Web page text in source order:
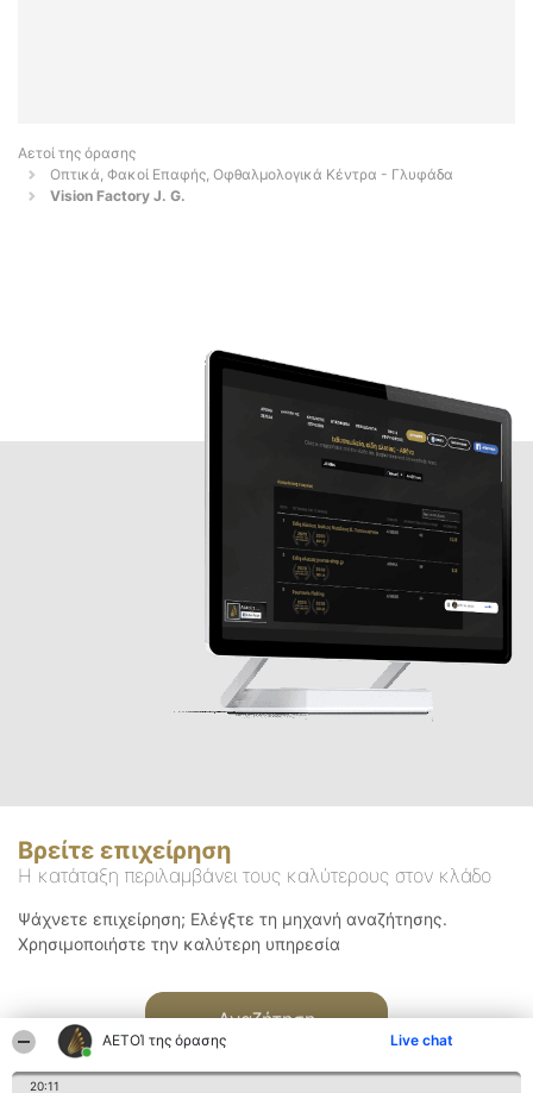
ΑΕΤΟΊ της όρασης Live chat
20:11
Αετοί της όρασης
Οπτικά, Φακοί Επαφής, Οφθαλμολογικά Κέντρα - Γλυφάδα
Vision Factory J. G.
Βρείτε επιχείρηση
Η κατάταξη περιλαμβάνει τους καλύτερους στον κλάδο
Ψάχνετε επιχείρηση; Ελέγξτε τη μηχανή αναζήτησης.
Χρησιμοποιήστε την καλύτερη υπηρεσία
Αναζήτηση